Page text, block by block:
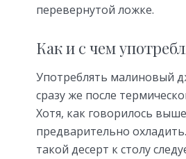
перевернутой ложке.
Как и с чем
Употреблять малиновый
сразу же после
Хотя, как говорилось
предварительно
такой десерт к столу